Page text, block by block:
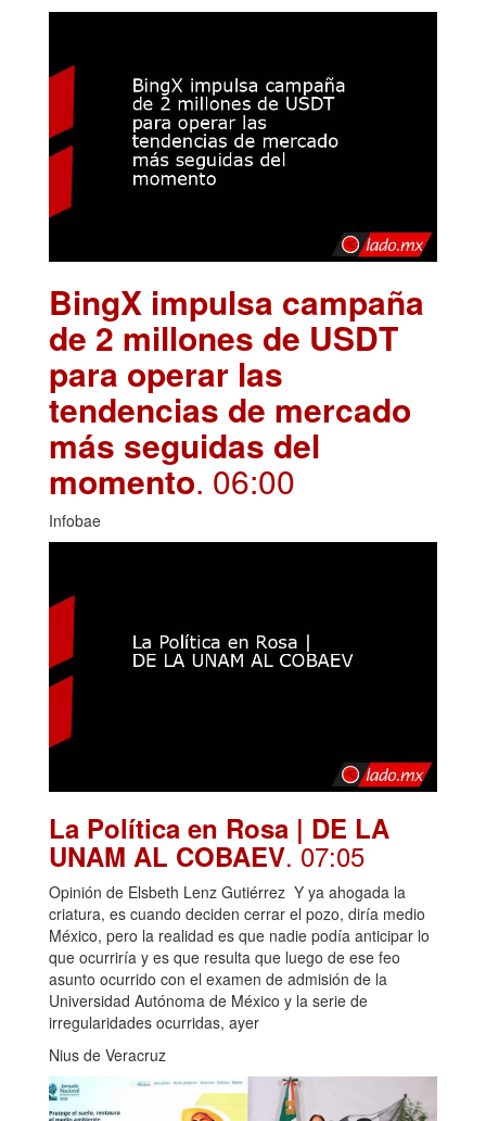
BingX impulsa campaña
de 2 millones de USDT
para operar las
tendencias de mercado
más seguidas del
momento. 06:00
Infobae
La Política en Rosa | DE LA
UNAM AL COBAEV. 07:05
Opinión de Elsbeth Lenz Gutiérrez Y ya ahogada la
criatura, es cuando deciden cerrar el pozo, diría medio
México, pero la realidad es que nadie podía anticipar lo
que ocurriría y es que resulta que luego de ese feo
asunto ocurrido con el examen de admisión de la
Universidad Autónoma de México y la serie de
irregularidades ocurridas, ayer
Nius de Veracruz